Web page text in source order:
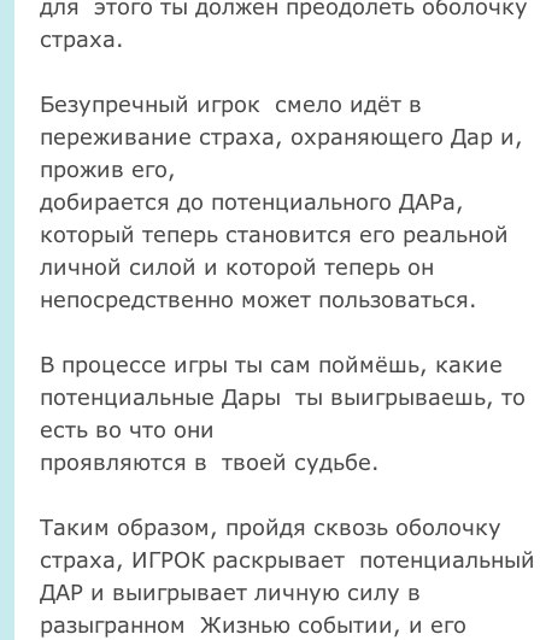
для этого ты должен преодолеть оболочку
страха.
Безупречный игрок смело идёт в
переживание страха, охраняющего Дар и,
прожив его,
добирается до потенциального ДАРа,
который теперь становится его реальной
личной силой и которой теперь он
непосредственно может пользоваться.
В процессе игры ты сам поймёшь, какие
потенциальные Дары ты выигрываешь, то
есть во что они
проявляются в твоей судьбе.
Таким образом, пройдя сквозь оболочку
страха, ИГРОК раскрывает потенциальный
ДАР и выигрывает личную силу в
разыгранном Жизнью событии, и его